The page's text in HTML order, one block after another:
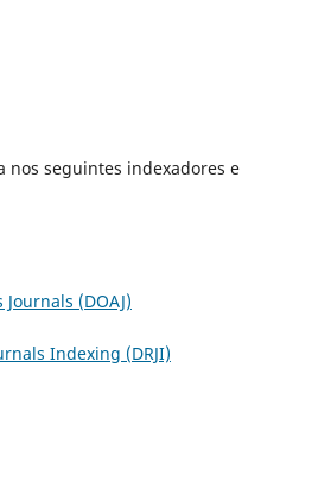
nos seguintes indexadores e
(DOAJ)
Indexing (DRJI)